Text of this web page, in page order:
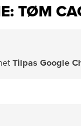
TØM
Tilpas Google